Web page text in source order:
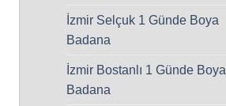
İzmir Selçuk 1 Günde Boya
Badana
İzmir Bostanlı 1 Günde Boya
Badana